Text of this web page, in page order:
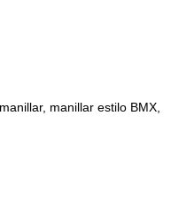
manillar estilo BMX,